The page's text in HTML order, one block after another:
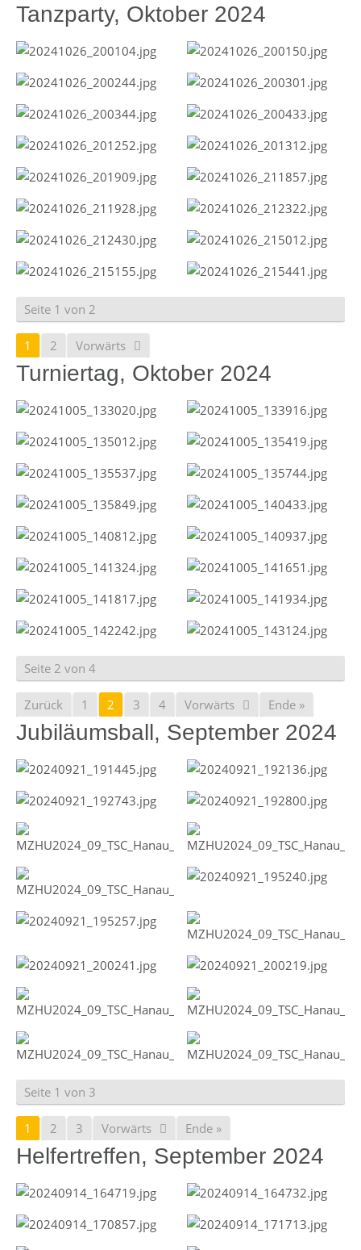
Tanzparty, Oktober 2024
Seite 1 von 2
1 2 Vorwärts
Turniertag, Oktober 2024
Seite 2 von 4
Zurück 1 2 3 4 Vorwärts Ende »
Jubiläumsball, September 2024
Seite 1 von 3
1 2 3 Vorwärts Ende »
Helfertreffen, September 2024